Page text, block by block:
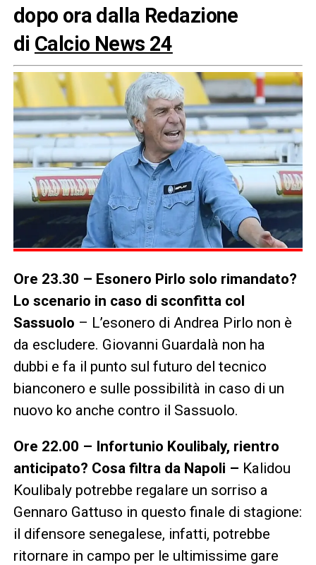
dopo ora dalla Redazione
di Calcio News 24
Ore 23.30 – Esonero Pirlo solo rimandato?
Lo scenario in caso di sconfitta col
Sassuolo – L’esonero di Andrea Pirlo non è
da escludere. Giovanni Guardalà non ha
dubbi e fa il punto sul futuro del tecnico
bianconero e sulle possibilità in caso di un
nuovo ko anche contro il Sassuolo.
Ore 22.00 – Infortunio Koulibaly, rientro
anticipato? Cosa filtra da Napoli – Kalidou
Koulibaly potrebbe regalare un sorriso a
Gennaro Gattuso in questo finale di stagione:
il difensore senegalese, infatti, potrebbe
ritornare in campo per le ultimissime gare